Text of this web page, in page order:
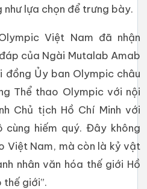
như lựa chọn để trưng bày.
Việt Nam đã nhận
của Ngài Mutalab Amab
đồng Ủy ban Olympic châu
Thể thao Olympic với nội
Chủ tịch Hồ Chí Minh với
hiếm quý. Đây không
Việt Nam, mà còn là kỷ vật
nhân văn hóa thế giới Hồ
thế giới”.